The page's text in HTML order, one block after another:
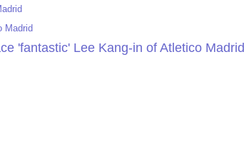
Madrid
'fantastic' Lee Kang-in of Atletico Madrid